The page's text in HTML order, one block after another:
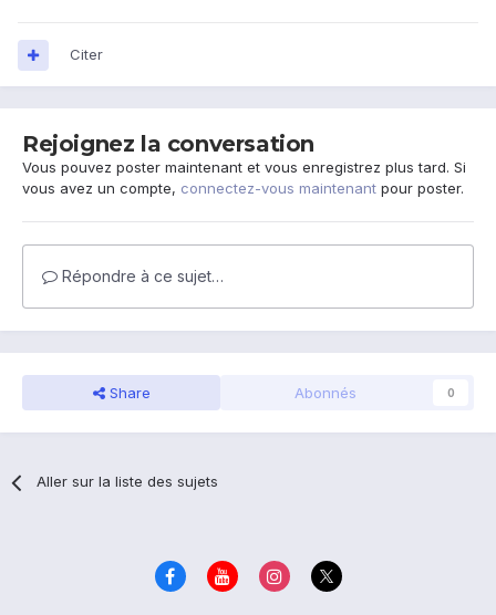
Citer
Rejoignez la conversation
Vous pouvez poster maintenant et vous enregistrez plus tard. Si
vous avez un compte, connectez-vous maintenant pour poster.
Répondre à ce sujet…
Share Abonnés 0
Aller sur la liste des sujets